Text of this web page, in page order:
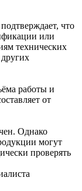
что
или
технических
работы и
от
Однако
могут
проверять